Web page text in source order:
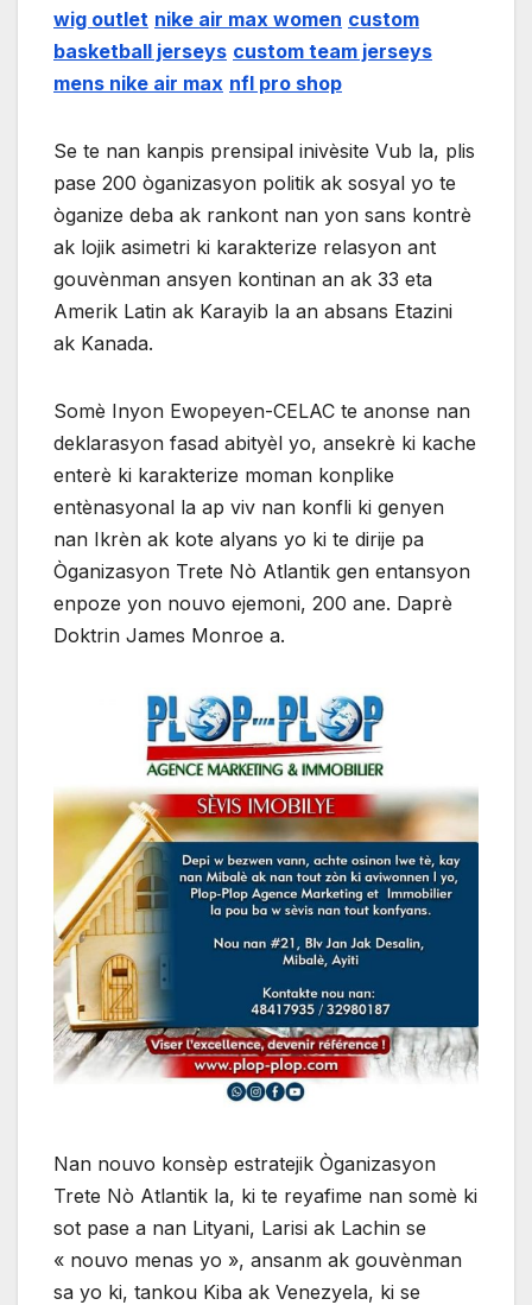
wig outlet nike air max women custom
basketball jerseys custom team jerseys
mens nike air max nfl pro shop
Se te nan kanpis prensipal inivèsite Vub la, plis
pase 200 òganizasyon politik ak sosyal yo te
òganize deba ak rankont nan yon sans kontrè
ak lojik asimetri ki karakterize relasyon ant
gouvènman ansyen kontinan an ak 33 eta
Amerik Latin ak Karayib la an absans Etazini
ak Kanada.
Somè Inyon Ewopeyen-CELAC te anonse nan
deklarasyon fasad abityèl yo, ansekrè ki kache
enterè ki karakterize moman konplike
entènasyonal la ap viv nan konfli ki genyen
nan Ikrèn ak kote alyans yo ki te dirije pa
Òganizasyon Trete Nò Atlantik gen entansyon
enpoze yon nouvo ejemoni, 200 ane. Daprè
Doktrin James Monroe a.
Nan nouvo konsèp estratejik Òganizasyon
Trete Nò Atlantik la, ki te reyafime nan somè ki
sot pase a nan Lityani, Larisi ak Lachin se
« nouvo menas yo », ansanm ak gouvènman
sa yo ki, tankou Kiba ak Venezyela, ki se